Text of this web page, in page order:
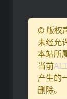
© 版权
未经允
本站所
当前AI
产生的
删除。